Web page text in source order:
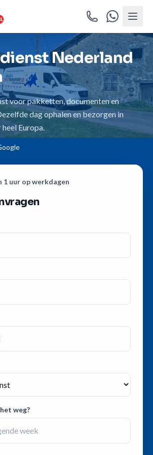
Nederland
voor pakketten, documenten en
dag ophalen en bezorgen in
Europa.
1 uur op werkdagen
weg?